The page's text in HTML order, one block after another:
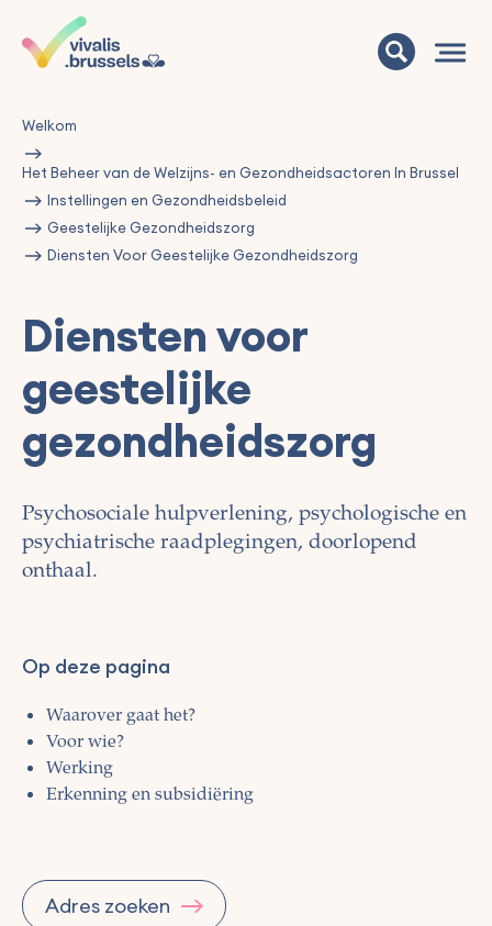
Welkom
Het Beheer van de Welzijns- en Gezondheidsactoren In Brussel
Instellingen en Gezondheidsbeleid
Geestelijke Gezondheidszorg
Diensten Voor Geestelijke Gezondheidszorg
Diensten voor
geestelijke
gezondheidszorg
Psychosociale hulpverlening, psychologische en
psychiatrische raadplegingen, doorlopend
onthaal.
Op deze pagina
Waarover gaat het?
Voor wie?
Werking
Erkenning en subsidiëring
Adres zoeken